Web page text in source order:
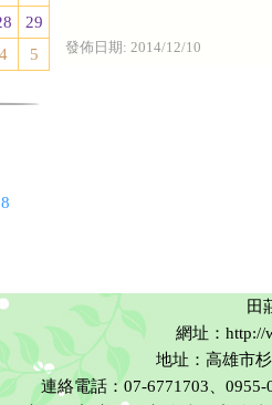
29
4 5 發佈日期: 2014/12/10
田
網址：http://
地址：高雄市
連絡電話：07-6771703、